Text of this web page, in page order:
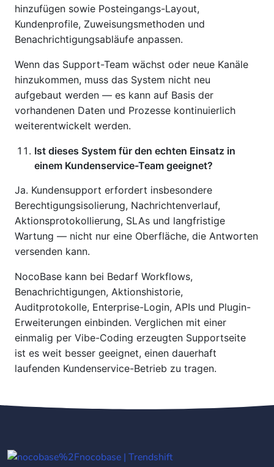
hinzufügen sowie Posteingangs-Layout,
Kundenprofile, Zuweisungsmethoden und
Benachrichtigungsabläufe anpassen.
Wenn das Support-Team wächst oder neue Kanäle
hinzukommen, muss das System nicht neu
aufgebaut werden — es kann auf Basis der
vorhandenen Daten und Prozesse kontinuierlich
weiterentwickelt werden.
Ist dieses System für den echten Einsatz in
einem Kundenservice-Team geeignet?
Ja. Kundensupport erfordert insbesondere
Berechtigungsisolierung, Nachrichtenverlauf,
Aktionsprotokollierung, SLAs und langfristige
Wartung — nicht nur eine Oberfläche, die Antworten
versenden kann.
NocoBase kann bei Bedarf Workflows,
Benachrichtigungen, Aktionshistorie,
Auditprotokolle, Enterprise-Login, APIs und Plugin-
Erweiterungen einbinden. Verglichen mit einer
einmalig per Vibe-Coding erzeugten Supportseite
ist es weit besser geeignet, einen dauerhaft
laufenden Kundenservice-Betrieb zu tragen.